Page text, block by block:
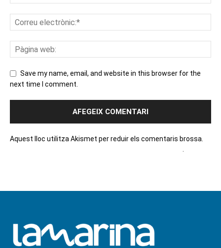
Save my name, email, and website in this browser for the
next time I comment.
Aquest lloc utilitza Akismet per reduir els comentaris brossa.